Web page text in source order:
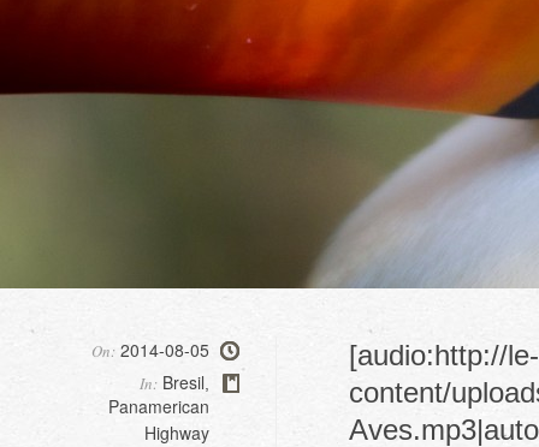
On: 2014-08-05
In: Bresil
Panamerican
Highway
[audio:http://
content/